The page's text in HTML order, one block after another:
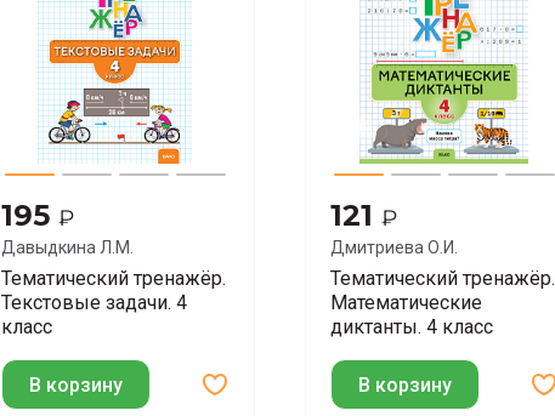
195 ₽
Давыдкина Л.М.
Тематический тренажёр.
Текстовые задачи. 4
класс
В корзину
121 ₽
Дмитриева О.И.
Тематический тренажёр.
Математические
диктанты. 4 класс
В корзину